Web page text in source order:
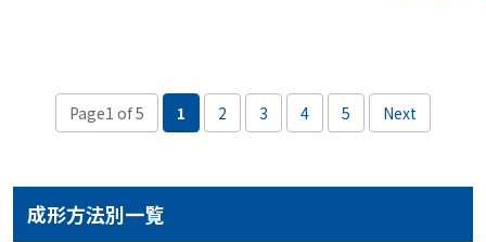
Page1 of 5 1 2 3 4 5 Next
成形方法別一覧